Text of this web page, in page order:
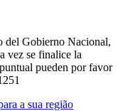
del Gobierno Nacional,
vez se finalice la
pueden por favor
a sua região